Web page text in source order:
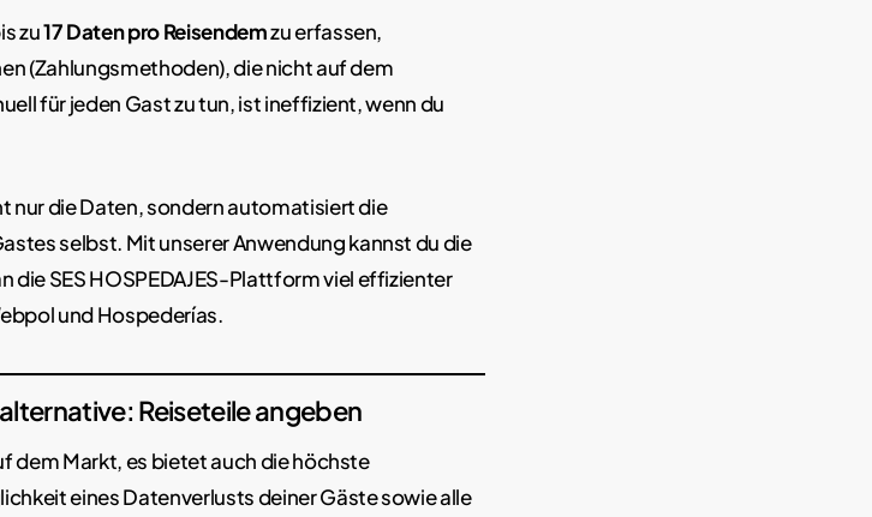
zu17 Daten pro Reisendemzu erfassen,
(Zahlungsmethoden), die nicht auf dem
für jeden Gast zu tun, ist ineffizient, wenn du
nur die Daten, sondern automatisiert die
selbst. Mit unserer Anwendung kannst du die
die SES HOSPEDAJES-Plattform viel effizienter
und Hospederías.
Reiseteile angeben
dem Markt, es bietet auch die höchste
eines Datenverlusts deiner Gäste sowie alle